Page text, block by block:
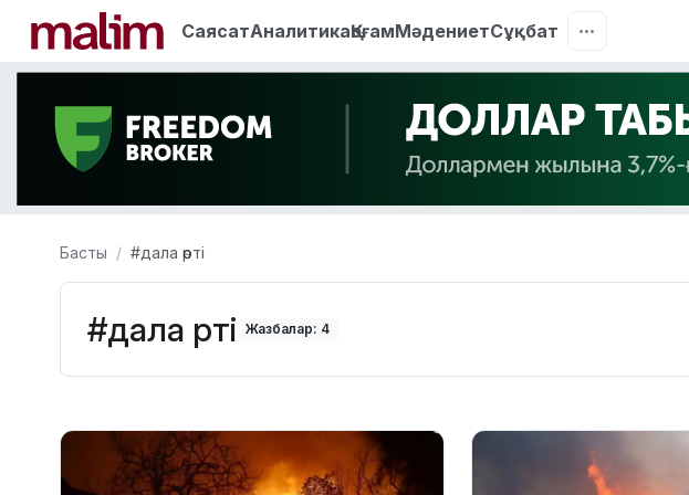
СаясатАналитикаҚоғамМәдениетСұқбат
Басты #дала өрті
#дала өрті Жазбалар: 4